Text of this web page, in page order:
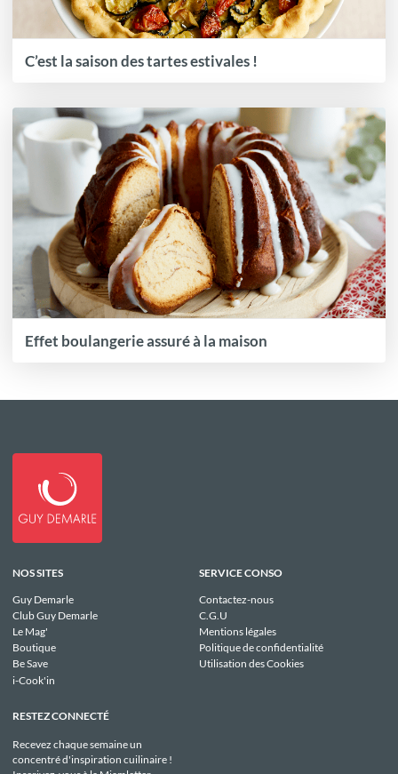
C’est la saison des tartes estivales !
Effet boulangerie assuré à la maison
NOS SITES
Guy Demarle
Club Guy Demarle
Le Mag'
Boutique
Be Save
i-Cook'in
SERVICE CONSO
Contactez-nous
C.G.U
Mentions légales
Politique de confidentialité
Utilisation des Cookies
RESTEZ CONNECTÉ
Recevez chaque semaine un
concentré d'inspiration cuilinaire !